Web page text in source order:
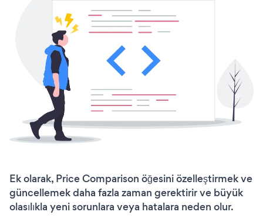
Ek olarak, Price Comparison öğesini özelleştirmek ve
güncellemek daha fazla zaman gerektirir ve büyük
olasılıkla yeni sorunlara veya hatalara neden olur.